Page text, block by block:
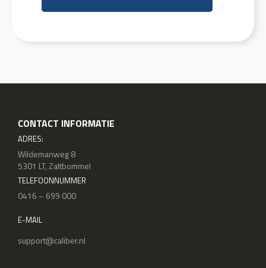
CONTACT INFORMATIE
ADRES:
Wildemanweg 8
5301 LT, Zaltbommel
TELEFOONNUMMER
0416 – 699 000
E-MAIL
support@caliber.nl